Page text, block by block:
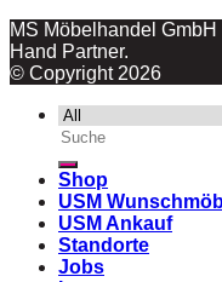
MS Möbelhandel
Hand Partner.
© Copyright 2026
Suche
nach:
Shop
USM
USM Ankauf
Standorte
Jobs